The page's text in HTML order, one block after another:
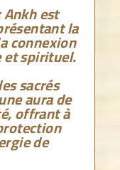
est
la
connexion
et spirituel.
sacrés
aura de
offrant à
de